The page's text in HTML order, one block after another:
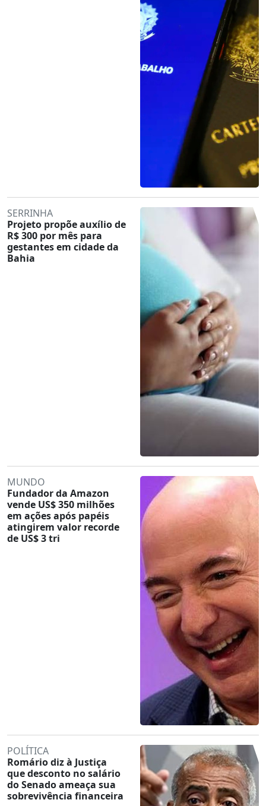
SERRINHA
Projeto propõe auxílio de
R$ 300 por mês para
gestantes em cidade da
Bahia
MUNDO
Fundador da Amazon
vende US$ 350 milhões
em ações após papéis
atingirem valor recorde
de US$ 3 tri
POLÍTICA
Romário diz à Justiça
que desconto no salário
do Senado ameaça sua
sobrevivência financeira